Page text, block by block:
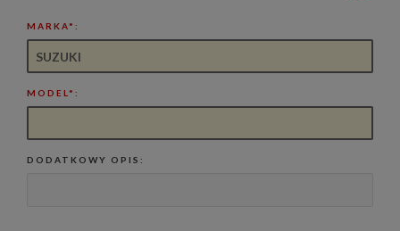
MARKA*:
MODEL*:
DODATKOWY OPIS: